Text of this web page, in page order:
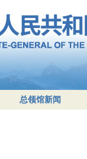
总领馆新闻